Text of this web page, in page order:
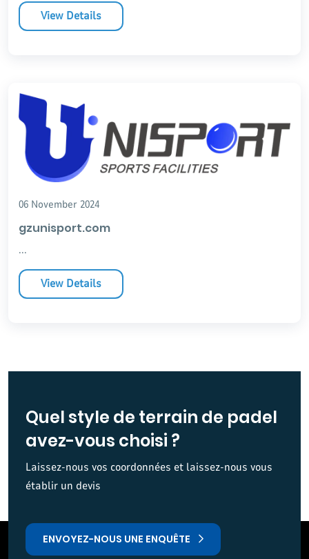
View Details
06 November 2024
gzunisport.com
...
View Details
Quel style de terrain de padel
avez-vous choisi ?
Laissez-nous vos coordonnées et laissez-nous vous
établir un devis
ENVOYEZ-NOUS UNE ENQUÊTE